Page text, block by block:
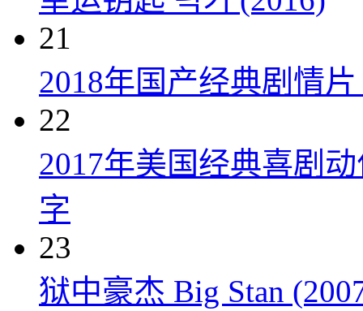
21
2018年国产经典剧情
22
2017年美国经典喜剧
字
23
狱中豪杰 Big Stan